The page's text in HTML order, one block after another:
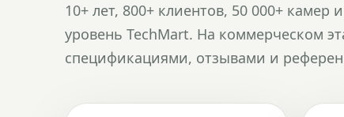
10+ лет, 800+ клиентов, 50 000+
уровень TechMart. На коммерческом
спецификациями, отзывами и